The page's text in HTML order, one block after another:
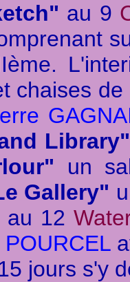
au 9
chaises
Library"
un
Gallery"
au 12
POURCEL
jours s'y